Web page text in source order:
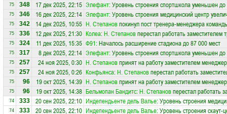
75 348 17 дек 2025, 22:15 Элефант: Уровень строения спортшкола уменьшен до
75 346 16 дек 2025, 22:14 Элефант: Уровень строения медицинский центр
75 342 14 дек 2025, 10:55 Н. Степановпокинул пост тренера-менеджера
75 336 12 дек 2025, 21:30 Колеа: Н. Степановперестал работать
75 324 11 дек 2025, 15:35 Ф91: Началось расширение стадиона до 87 000 мест
75 317 8 дек 2025, 22:14 Элефант: Уровень строения спортшкола уменьшен до
75 257 24 ноя 2025, 0:30 Н. Степановпринят на работу заместителем
75 257 24 ноя 2025, 0:26 Конфьянса: Н. Степановперестал работать
75 96 19 окт 2025, 14:39 Н. Степановпринят на работу заместителем
75 96 19 окт 2025, 14:38 Бельмопан Бандитс: Н. Степановперестал работать
74 333 20 сен 2025, 22:10 Индепендьенте дель Валье: Уровень строения
74 333 20 сен 2025, 22:10 Индепендьенте дель Валье: Уровень строения скаут-